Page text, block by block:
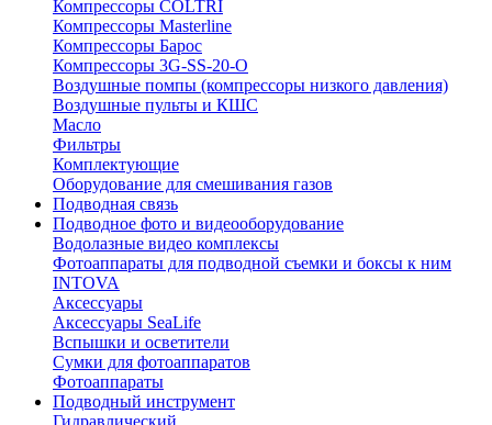
Компрессоры COLTRI
Компрессоры Masterline
Компрессоры Барос
Компрессоры 3G-SS-20-O
Воздушные помпы (компрессоры низкого давления)
Воздушные пульты и КШС
Масло
Фильтры
Комплектующие
Оборудование для смешивания газов
Подводная связь
Подводное фото и видеооборудование
Водолазные видео комплексы
Фотоаппараты для подводной съемки и боксы к ним
INTOVA
Аксессуары
Аксессуары SeaLife
Вспышки и осветители
Сумки для фотоаппаратов
Фотоаппараты
Подводный инструмент
Гидравлический